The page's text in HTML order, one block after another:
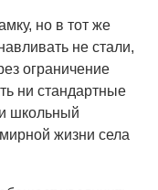
но в тот же
не стали,
ограничение
ни стандартные
школьный
жизни села